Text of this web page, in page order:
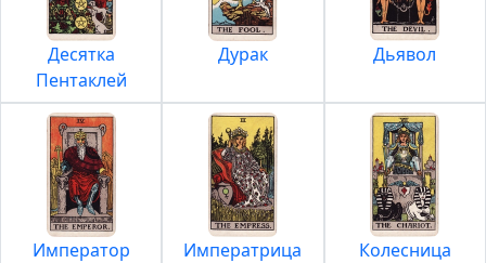
Десятка
Пентаклей
Дурак Дьявол
Император Императрица Колесница